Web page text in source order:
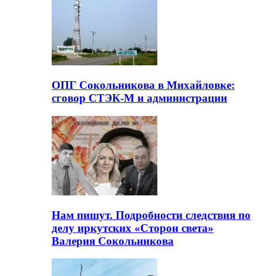
ОПГ Сокольникова в Михайловке:
сговор СТЭК-М и администрации
Нам пишут. Подробности следствия по
делу иркутских «Сторон света»
Валерия Сокольникова